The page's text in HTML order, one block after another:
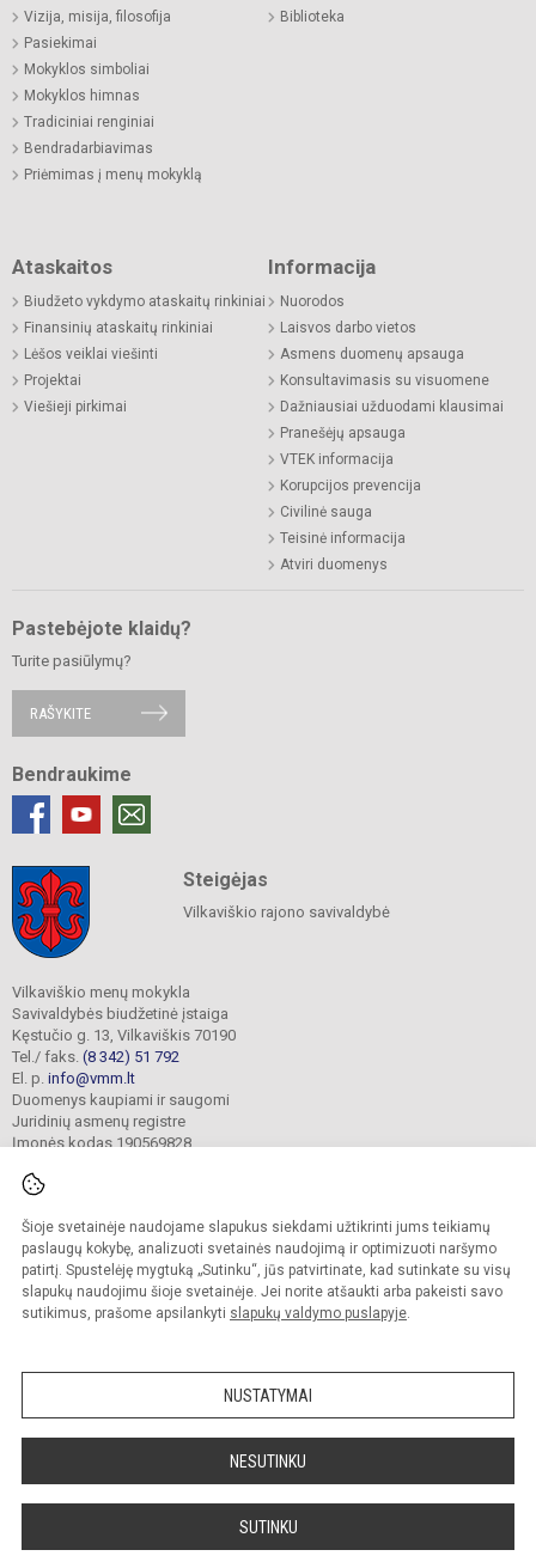
Šioje svetainėje naudojame slapukus siekdami užtikrinti jums teikiamų
paslaugų kokybę, analizuoti svetainės naudojimą ir optimizuoti naršymo
patirtį. Spustelėję mygtuką „Sutinku“, jūs patvirtinate, kad sutinkate su visų
slapukų naudojimu šioje svetainėje. Jei norite atšaukti arba pakeisti savo
sutikimus, prašome apsilankyti slapukų valdymo puslapyje.
NUSTATYMAI
NESUTINKU
SUTINKU
Vizija, misija, filosofija
Pasiekimai
Mokyklos simboliai
Mokyklos himnas
Tradiciniai renginiai
Bendradarbiavimas
Priėmimas į menų mokyklą
Biblioteka
Ataskaitos
Biudžeto vykdymo ataskaitų rinkiniai
Finansinių ataskaitų rinkiniai
Lėšos veiklai viešinti
Projektai
Viešieji pirkimai
Informacija
Nuorodos
Laisvos darbo vietos
Asmens duomenų apsauga
Konsultavimasis su visuomene
Dažniausiai užduodami klausimai
Pranešėjų apsauga
VTEK informacija
Korupcijos prevencija
Civilinė sauga
Teisinė informacija
Atviri duomenys
Pastebėjote klaidų?
Turite pasiūlymų?
RAŠYKITE
Bendraukime
Steigėjas
Vilkaviškio rajono savivaldybė
Vilkaviškio menų mokykla
Savivaldybės biudžetinė įstaiga
Kęstučio g. 13, Vilkaviškis 70190
Tel./ faks. (8 342) 51 792
El. p. info@vmm.lt
Duomenys kaupiami ir saugomi
Juridinių asmenų registre
Įmonės kodas 190569828
© 2023. Vilkaviškio menų mokykla. Visos teisės saugomos.
Kopijuoti turinį be raštiško įstaigos administracijos sutikimo griežtai draudžiama.
Slapukų valdymas
Sumanus būdas atnaujinti